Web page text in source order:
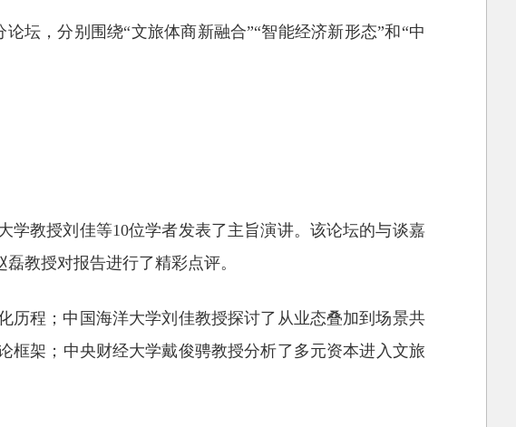
坛，分别围绕“文旅体商新融合”“智能经济新形态”和“中
教授刘佳等10位学者发表了主旨演讲。该论坛的与谈嘉
教授对报告进行了精彩点评。
历程；中国海洋大学刘佳教授探讨了从业态叠加到场景共
框架；中央财经大学戴俊骋教授分析了多元资本进入文旅